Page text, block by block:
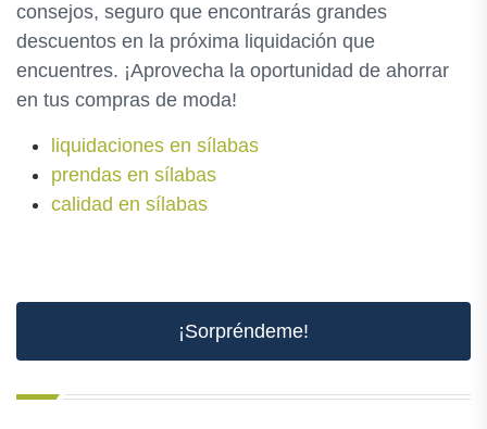
consejos, seguro que encontrarás grandes
descuentos en la próxima liquidación que
encuentres. ¡Aprovecha la oportunidad de ahorrar
en tus compras de moda!
liquidaciones en sílabas
prendas en sílabas
calidad en sílabas
¡Sorpréndeme!